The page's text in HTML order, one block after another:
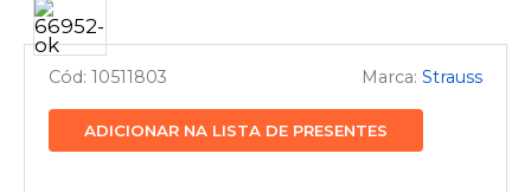
10511803 Strauss
ADICIONAR NA LISTA DE PRESENTES